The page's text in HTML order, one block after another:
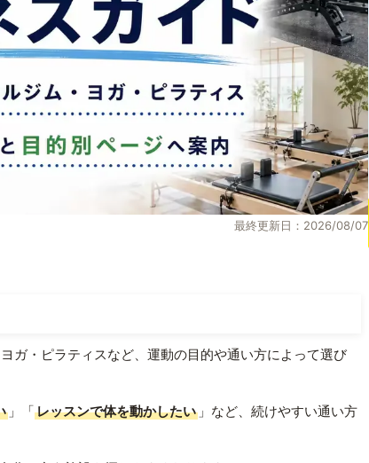
最終更新日：2026/08/07
ガ・ピラティスなど、運動の目的や通い方によって選び
」「レッスンで体を動かしたい 」など、続けやすい通い方